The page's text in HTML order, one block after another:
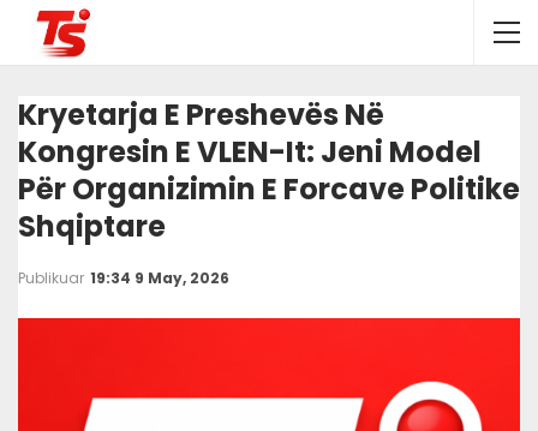
Kryetarja E Preshevës Në
Kongresin E VLEN-It: Jeni Model
Për Organizimin E Forcave Politike
Shqiptare
Publikuar 19:34 9 May, 2026